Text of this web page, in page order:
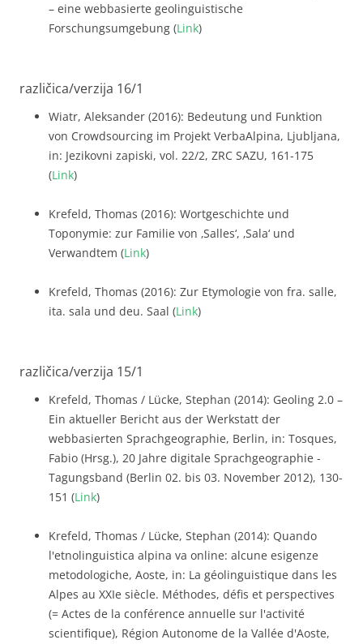
– eine webbasierte geolinguistische
Forschungsumgebung (Link)
različica/verzija 16/1
Wiatr, Aleksander (2016): Bedeutung und Funktion
von Crowdsourcing im Projekt VerbaAlpina, Ljubljana,
in: Jezikovni zapiski, vol. 22/2, ZRC SAZU, 161-175
(Link)
Krefeld, Thomas (2016): Wortgeschichte und
Toponymie: zur Familie von ‚Salles‘, ‚Sala‘ und
Verwandtem (Link)
Krefeld, Thomas (2016): Zur Etymologie von fra. salle,
ita. sala und deu. Saal (Link)
različica/verzija 15/1
Krefeld, Thomas / Lücke, Stephan (2014): Geoling 2.0 –
Ein aktueller Bericht aus der Werkstatt der
webbasierten Sprachgeographie, Berlin, in: Tosques,
Fabio (Hrsg.), 20 Jahre digitale Sprachgeographie -
Tagungsband (Berlin 02. bis 03. November 2012), 130-
151 (Link)
Krefeld, Thomas / Lücke, Stephan (2014): Quando
l'etnolinguistica alpina va online: alcune esigenze
metodologiche, Aoste, in: La géolinguistique dans les
Alpes au XXIe siècle. Méthodes, défis et perspectives
(= Actes de la conférence annuelle sur l'activité
scientifique), Région Autonome de la Vallée d'Aoste,